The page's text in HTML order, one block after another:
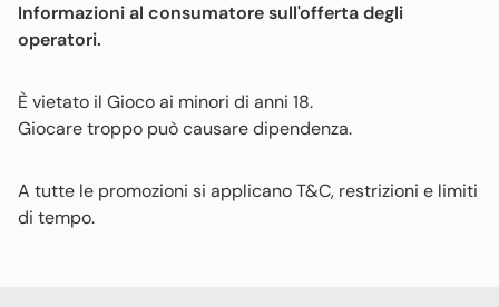
Informazioni al consumatore sull'offerta degli
operatori.
È vietato il Gioco ai minori di anni 18.
Giocare troppo può causare dipendenza.
A tutte le promozioni si applicano T&C, restrizioni e limiti
di tempo.